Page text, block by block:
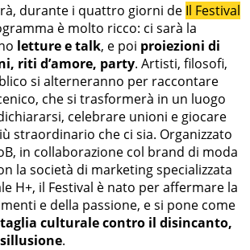
durante i quattro giorni de Il Festival
è molto ricco: ci sarà la
letture e talk, e poi proiezioni di
riti d’amore, party. Artisti, filosofi,
si alterneranno per raccontare
che si trasformerà in un luogo
celebrare unioni e giocare
straordinario che ci sia. Organizzato
in collaborazione col brand di moda
la società di marketing specializzata
H+, il Festival è nato per affermare la
e della passione, e si pone come
culturale contro il disincanto,
.